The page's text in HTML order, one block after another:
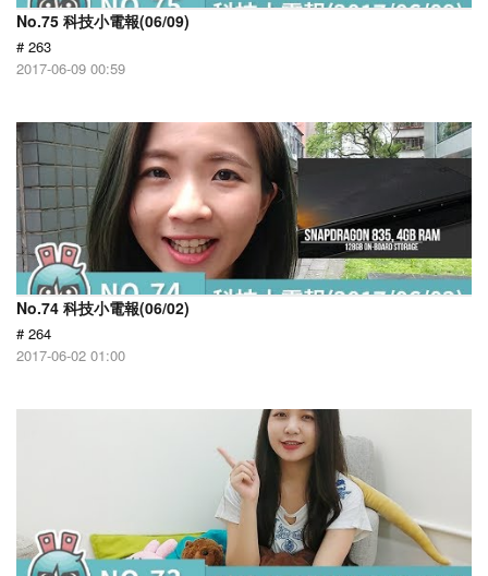
No.75 科技小電報(06/09)
# 263
2017-06-09 00:59
No.74 科技小電報(06/02)
# 264
2017-06-02 01:00